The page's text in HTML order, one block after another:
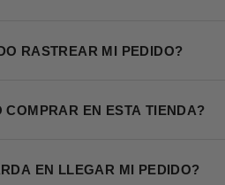
RASTREAR MI PEDIDO?
COMPRAR EN ESTA TIENDA?
EN LLEGAR MI PEDIDO?